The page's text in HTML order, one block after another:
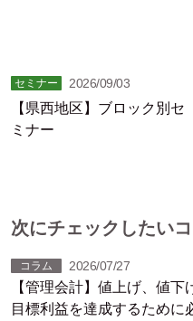
セミナー 2026/09/03
【県西地区】ブロック別セ
ミナー
次にチェックしたい
コラム 2026/07/27
【管理会計】値上げ、値下
目標利益を達成するために